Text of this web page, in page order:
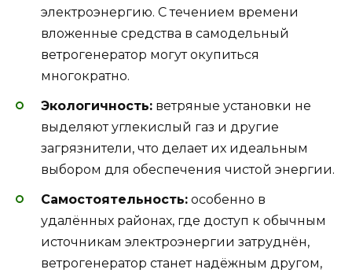
электроэнергию. С течением времени
вложенные средства в самодельный
ветрогенератор могут окупиться
многократно.
Экологичность: ветряные установки не
выделяют углекислый газ и другие
загрязнители, что делает их идеальным
выбором для обеспечения чистой энергии.
Самостоятельность: особенно в
удалённых районах, где доступ к обычным
источникам электроэнергии затруднён,
ветрогенератор станет надёжным другом,